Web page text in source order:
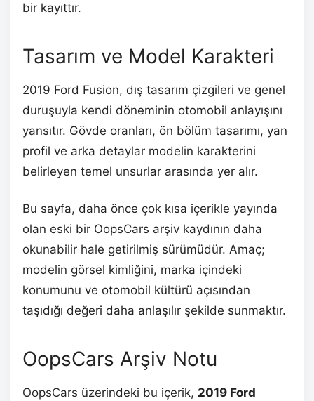
bir kayıttır.
Tasarım ve Model Karakteri
2019 Ford Fusion, dış tasarım çizgileri ve genel
duruşuyla kendi döneminin otomobil anlayışını
yansıtır. Gövde oranları, ön bölüm tasarımı, yan
profil ve arka detaylar modelin karakterini
belirleyen temel unsurlar arasında yer alır.
Bu sayfa, daha önce çok kısa içerikle yayında
olan eski bir OopsCars arşiv kaydının daha
okunabilir hale getirilmiş sürümüdür. Amaç;
modelin görsel kimliğini, marka içindeki
konumunu ve otomobil kültürü açısından
taşıdığı değeri daha anlaşılır şekilde sunmaktır.
OopsCars Arşiv Notu
OopsCars üzerindeki bu içerik, 2019 Ford